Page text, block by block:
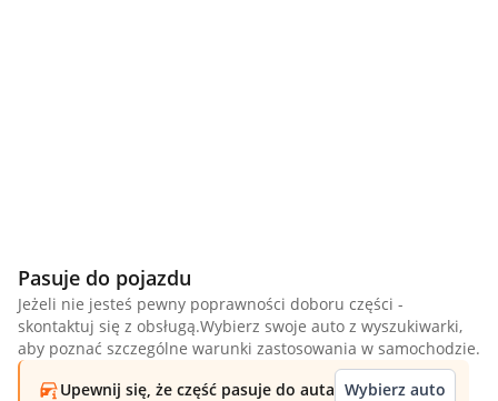
Pasuje do pojazdu
Jeżeli nie jesteś pewny poprawności doboru części -
skontaktuj się z obsługą.Wybierz swoje auto z wyszukiwarki,
aby poznać szczególne warunki zastosowania w samochodzie.
Upewnij się, że część pasuje do auta Wybierz auto